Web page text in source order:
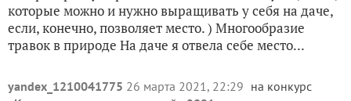
которые можно и нужно выращивать у себя на даче,
если, конечно, позволяет место. ) Многообразие
травок в природе На даче я отвела себе место...
yandex_1210041775 26 марта 2021, 22:29 на конкурс